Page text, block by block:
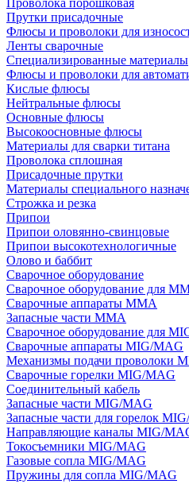
Проволока порошковая
Прутки присадочные
Флюсы и проволоки для
Ленты сварочные
Специализированные материалы
Флюсы и проволоки для
Кислые флюсы
Нейтральные флюсы
Основные флюсы
Высокоосновные флюсы
Материалы для сварки титана
Проволока сплошная
Присадочные прутки
Материалы специального
Строжка и резка
Припои
Припои оловянно-свинцовые
Припои высокотехнологичные
Олово и баббит
Сварочное оборудование
Сварочное оборудование для
Сварочные аппараты MMA
Запасные части MMA
Сварочное оборудование для
Сварочные аппараты MIG/MAG
Механизмы подачи проволоки
Сварочные горелки MIG/MAG
Соединительный кабель
Запасные части MIG/MAG
Запасные части для горелок
Направляющие каналы MIG/
Токосъемники MIG/MAG
Газовые сопла MIG/MAG
Пружины для сопла MIG/MAG